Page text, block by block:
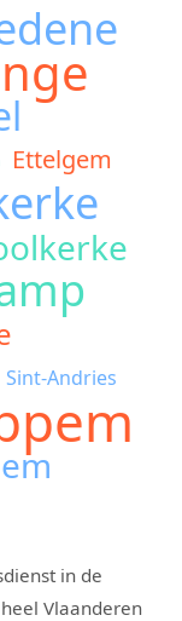
Ettelgem
Sint-Andries
in de
Vlaanderen